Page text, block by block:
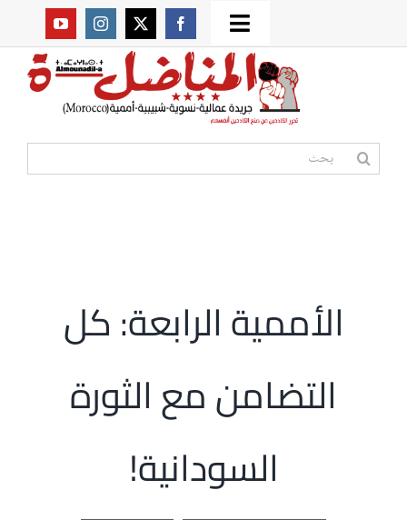
to
Toggle
Navigation
من نحن؟
البحث
الأممية الرابعة: كل
التضامن مع الثورة
السودانية!